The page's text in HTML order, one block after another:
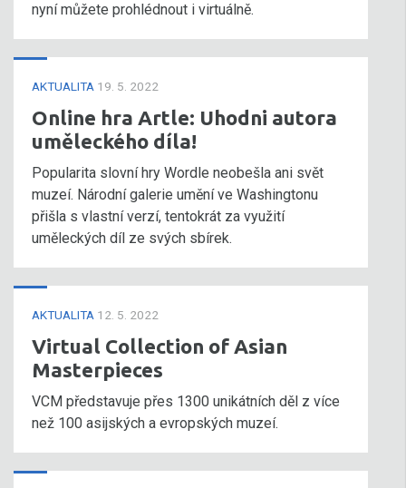
nyní můžete prohlédnout i virtuálně.
AKTUALITA 19. 5. 2022
Online hra Artle: Uhodni autora
uměleckého díla!
Popularita slovní hry Wordle neobešla ani svět
muzeí. Národní galerie umění ve Washingtonu
přišla s vlastní verzí, tentokrát za využití
uměleckých díl ze svých sbírek.
AKTUALITA 12. 5. 2022
Virtual Collection of Asian
Masterpieces
VCM představuje přes 1300 unikátních děl z více
než 100 asijských a evropských muzeí.